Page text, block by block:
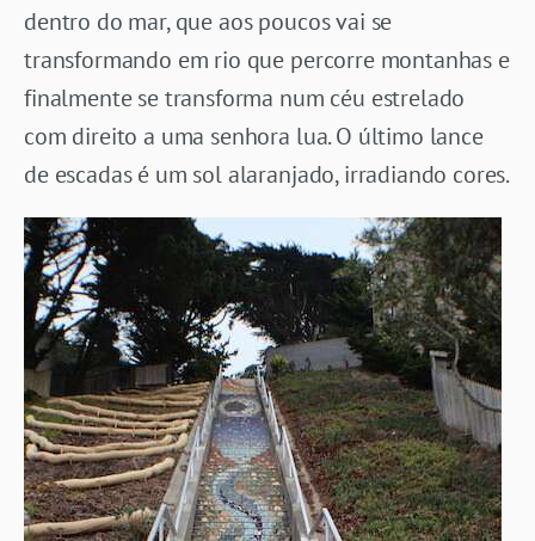
dentro do mar, que aos poucos vai se
transformando em rio que percorre montanhas e
finalmente se transforma num céu estrelado
com direito a uma senhora lua. O último lance
de escadas é um sol alaranjado, irradiando cores.